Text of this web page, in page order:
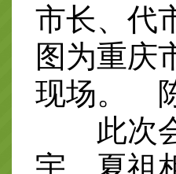
市长、代
图为重庆
现场。
此次会